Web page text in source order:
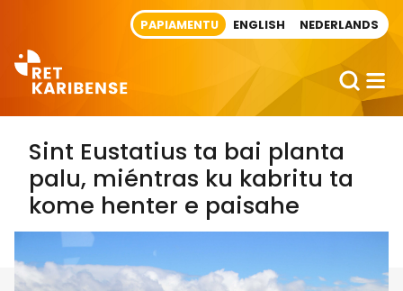
PAPIAMENTU ENGLISH NEDERLANDS
Sint Eustatius ta bai planta
palu, miéntras ku kabritu ta
kome henter e paisahe